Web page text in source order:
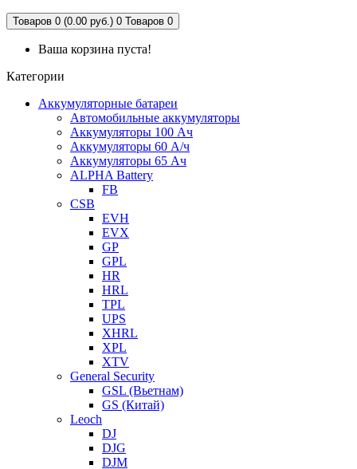
Товаров 0 (0.00 руб.) 0 Товаров 0
Ваша корзина пуста!
Категории
Аккумуляторные батареи
Автомобильные аккумуляторы
Аккумуляторы 100 Ач
Аккумуляторы 60 А/ч
Аккумуляторы 65 Ач
ALPHA Battery
FB
CSB
EVH
EVX
GP
GPL
HR
HRL
TPL
UPS
XHRL
XPL
XTV
General Security
GSL (Вьетнам)
GS (Китай)
Leoch
DJ
DJG
DJM